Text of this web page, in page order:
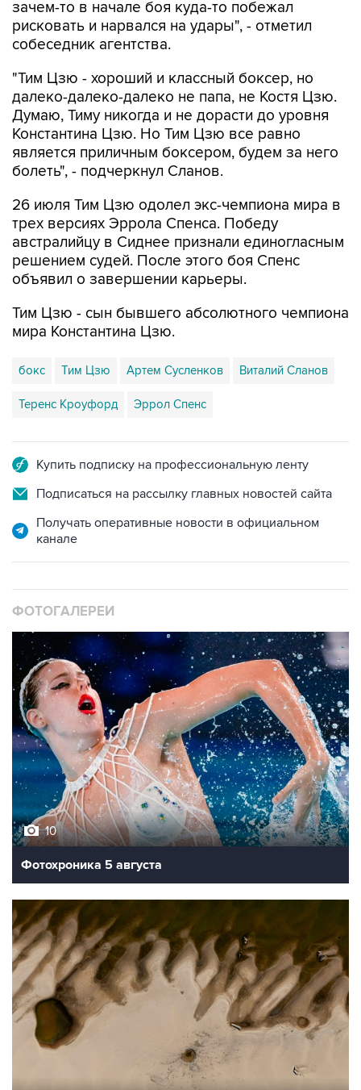
зачем-то в начале боя куда-то побежал
рисковать и нарвался на удары", - отметил
собеседник агентства.
"Тим Цзю - хороший и классный боксер, но
далеко-далеко-далеко не папа, не Костя Цзю.
Думаю, Тиму никогда и не дорасти до уровня
Константина Цзю. Но Тим Цзю все равно
является приличным боксером, будем за него
болеть", - подчеркнул Сланов.
26 июля Тим Цзю одолел экс-чемпиона мира в
трех версиях Эррола Спенса. Победу
австралийцу в Сиднее признали единогласным
решением судей. После этого боя Спенс
объявил о завершении карьеры.
Тим Цзю - сын бывшего абсолютного чемпиона
мира Константина Цзю.
бокс Тим Цзю Артем Сусленков Виталий Сланов
Теренс Кроуфорд Эррол Спенс
Купить подписку на профессиональную ленту
Подписаться на рассылку главных новостей сайта
Получать оперативные новости в официальном
канале
ФОТОГАЛЕРЕИ
10
Фотохроника 5 августа